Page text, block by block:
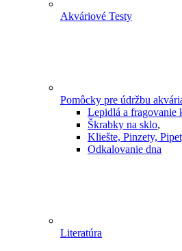
Akváriové Testy
Pomôcky pre údržbu
Lepidlá a fragovanie
Škrabky na sklo,
Kliešte, Pinzety,
Odkalovanie dna
Literatúra